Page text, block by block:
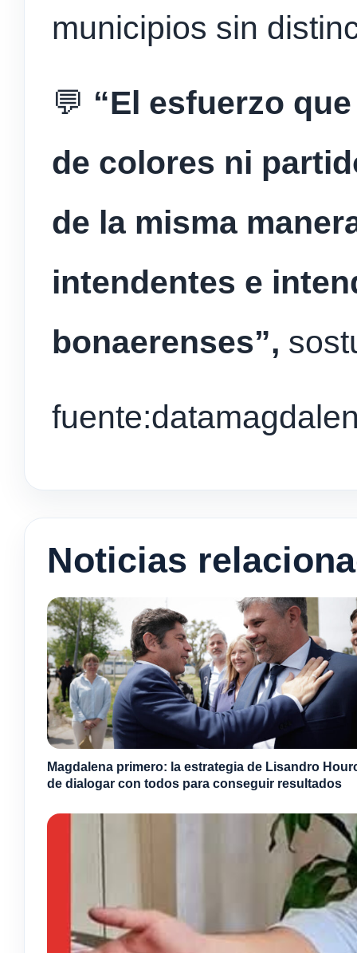
municipios sin
💬 “El esfuerzo
de colores ni
de la misma
intendentes e
bonaerenses”,
Noticias
Magdalena primero: la estrategia de Lisandro
de dialogar con todos para conseguir resultados